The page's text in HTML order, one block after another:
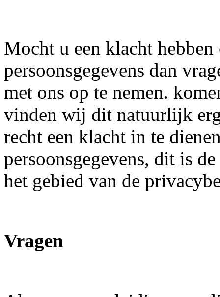
Mocht u een klacht
persoonsgegevens dan
met ons op te nemen.
vinden wij dit natuurlijk
recht een klacht in te
persoonsgegevens, dit is
het gebied van de
Vragen